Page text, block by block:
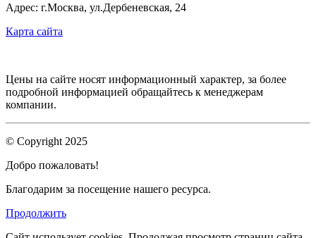
Адрес: г.Москва, ул.Дербеневская, 24
Карта сайта
Цены на сайте носят информационный характер, за более
подробной информацией обращайтесь к менеджерам
компании.
© Copyright 2025
Добро пожаловать!
Благодарим за посещение нашего ресурса.
Продолжить